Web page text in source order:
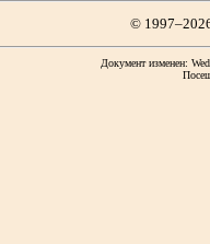
©
Документ изменен: